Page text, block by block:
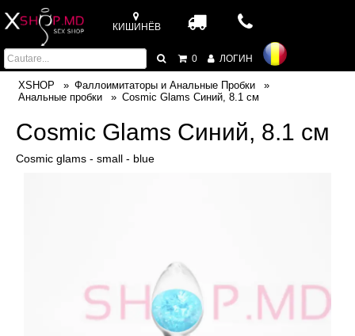
КИШИНЁВ
0 ЛОГИН
XSHOP
Фаллоимитаторы и Анальные Пробки
Анальные пробки
Cosmic Glams Синий, 8.1 cм
Cosmic Glams Синий, 8.1 cм
Cosmic glams - small - blue